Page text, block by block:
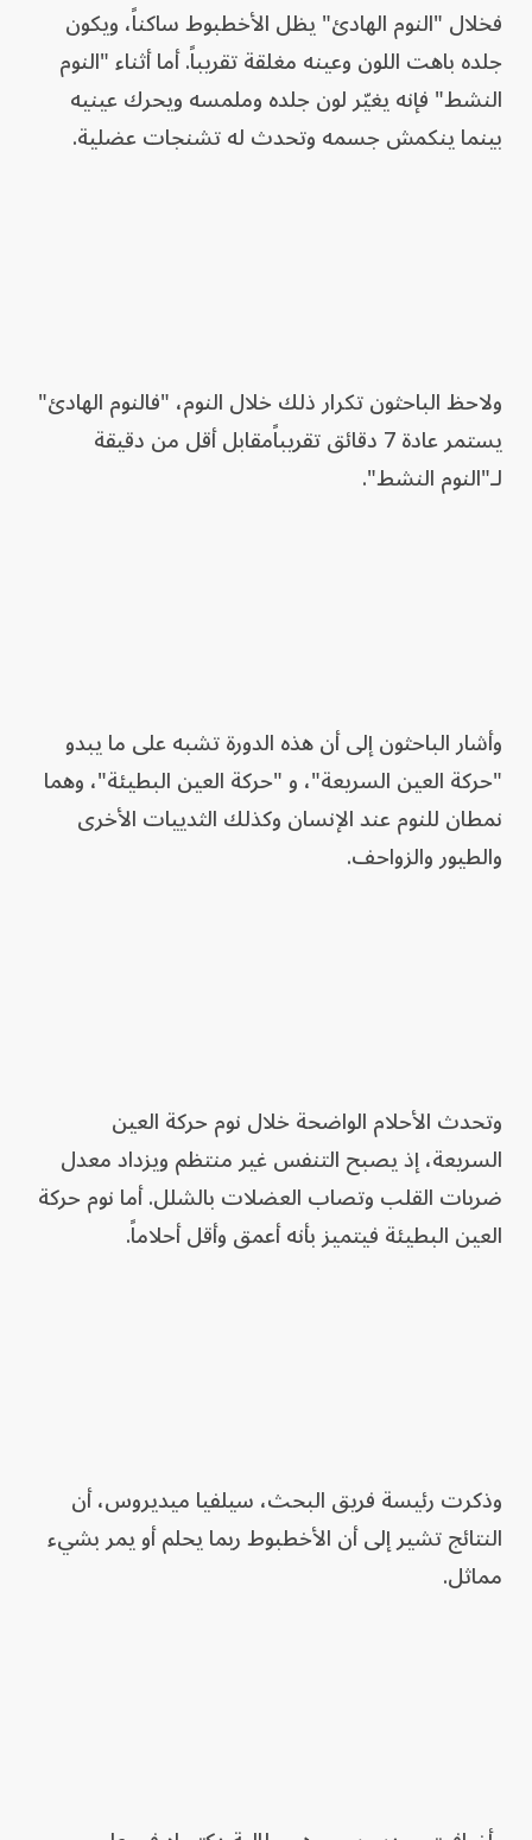
فخلال "النوم الهادئ" يظل الأخطبوط ساكناً، ويكون
جلده باهت اللون وعينه مغلقة تقريباً. أما أثناء "النوم
النشط" فإنه يغيّر لون جلده وملمسه ويحرك عينيه
بينما ينكمش جسمه وتحدث له تشنجات عضلية.
ولاحظ الباحثون تكرار ذلك خلال النوم، "فالنوم الهادئ"
يستمر عادة 7 دقائق تقريباًمقابل أقل من دقيقة
لـ"النوم النشط".
وأشار الباحثون إلى أن هذه الدورة تشبه على ما يبدو
"حركة العين السريعة"، و "حركة العين البطيئة"، وهما
نمطان للنوم عند الإنسان وكذلك الثدييات الأخرى
والطيور والزواحف.
وتحدث الأحلام الواضحة خلال نوم حركة العين
السريعة، إذ يصبح التنفس غير منتظم ويزداد معدل
ضربات القلب وتصاب العضلات بالشلل. أما نوم حركة
العين البطيئة فيتميز بأنه أعمق وأقل أحلاماً.
وذكرت رئيسة فريق البحث، سيلفيا ميديروس، أن
النتائج تشير إلى أن الأخطبوط ربما يحلم أو يمر بشيء
مماثل.